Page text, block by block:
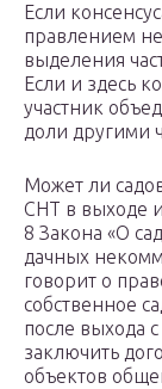
Если
правлением не
выделения
Если и здесь
участник
доли другими
Может ли
СНТ в выходе
8 Закона «О
дачных
говорит о
собственное
после выхода
заключить
объектов